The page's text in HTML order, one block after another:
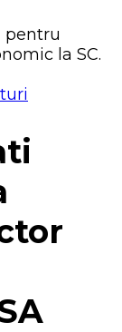
pentru
la SC.